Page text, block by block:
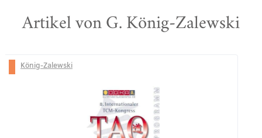
Artikel von G. König-Zalewski
König-Zalewski